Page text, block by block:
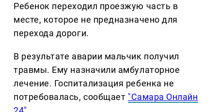
Ребенок переходил проезжую часть в
месте, которое не предназначено для
перехода дороги.
В результате аварии мальчик получил
травмы. Ему назначили амбулаторное
лечение. Госпитализация ребенка не
потребовалась, сообщает "Самара Онлайн